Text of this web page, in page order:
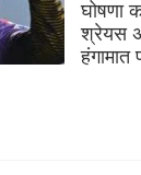
घोषणा
श्रेयस